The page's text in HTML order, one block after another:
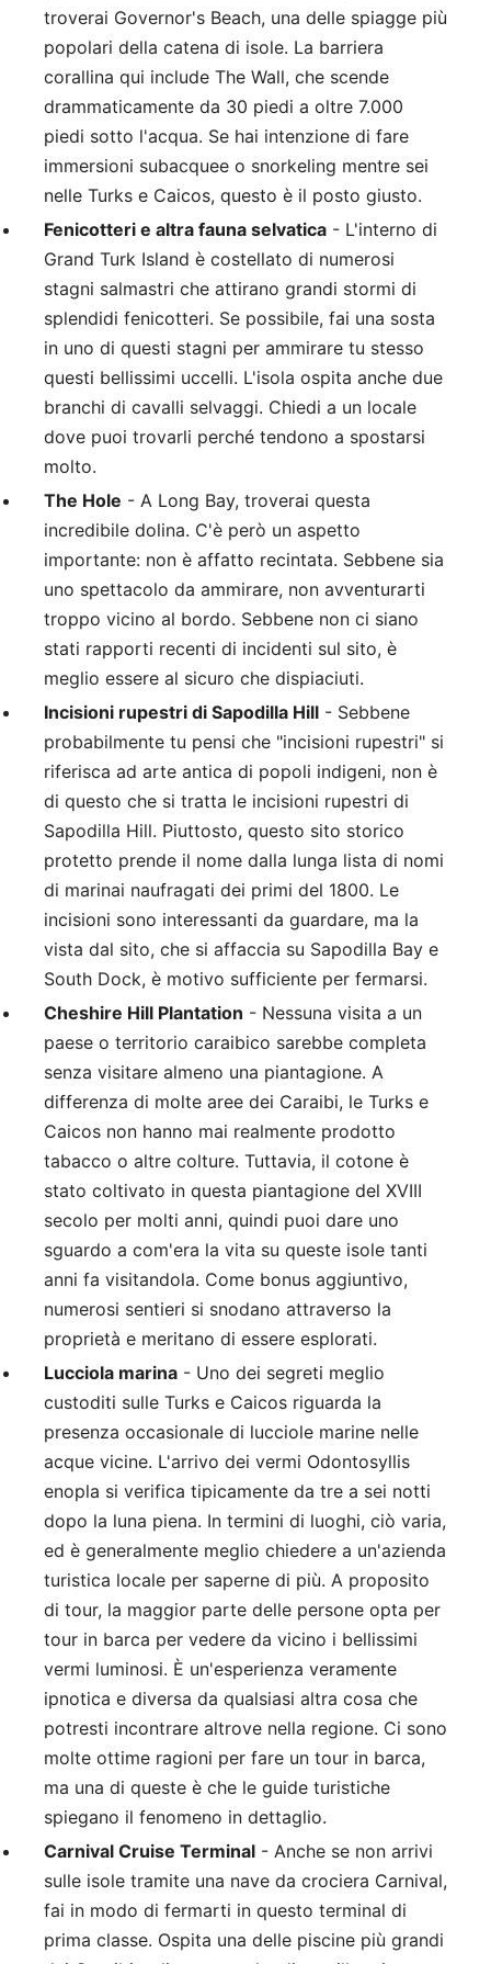
troverai Governor's Beach, una delle spiagge più
popolari della catena di isole. La barriera
corallina qui include The Wall, che scende
drammaticamente da 30 piedi a oltre 7.000
piedi sotto l'acqua. Se hai intenzione di fare
immersioni subacquee o snorkeling mentre sei
nelle Turks e Caicos, questo è il posto giusto.
Fenicotteri e altra fauna selvatica - L'interno di
Grand Turk Island è costellato di numerosi
stagni salmastri che attirano grandi stormi di
splendidi fenicotteri. Se possibile, fai una sosta
in uno di questi stagni per ammirare tu stesso
questi bellissimi uccelli. L'isola ospita anche due
branchi di cavalli selvaggi. Chiedi a un locale
dove puoi trovarli perché tendono a spostarsi
molto.
The Hole - A Long Bay, troverai questa
incredibile dolina. C'è però un aspetto
importante: non è affatto recintata. Sebbene sia
uno spettacolo da ammirare, non avventurarti
troppo vicino al bordo. Sebbene non ci siano
stati rapporti recenti di incidenti sul sito, è
meglio essere al sicuro che dispiaciuti.
Incisioni rupestri di Sapodilla Hill - Sebbene
probabilmente tu pensi che "incisioni rupestri" si
riferisca ad arte antica di popoli indigeni, non è
di questo che si tratta le incisioni rupestri di
Sapodilla Hill. Piuttosto, questo sito storico
protetto prende il nome dalla lunga lista di nomi
di marinai naufragati dei primi del 1800. Le
incisioni sono interessanti da guardare, ma la
vista dal sito, che si affaccia su Sapodilla Bay e
South Dock, è motivo sufficiente per fermarsi.
Cheshire Hill Plantation - Nessuna visita a un
paese o territorio caraibico sarebbe completa
senza visitare almeno una piantagione. A
differenza di molte aree dei Caraibi, le Turks e
Caicos non hanno mai realmente prodotto
tabacco o altre colture. Tuttavia, il cotone è
stato coltivato in questa piantagione del XVIII
secolo per molti anni, quindi puoi dare uno
sguardo a com'era la vita su queste isole tanti
anni fa visitandola. Come bonus aggiuntivo,
numerosi sentieri si snodano attraverso la
proprietà e meritano di essere esplorati.
Lucciola marina - Uno dei segreti meglio
custoditi sulle Turks e Caicos riguarda la
presenza occasionale di lucciole marine nelle
acque vicine. L'arrivo dei vermi Odontosyllis
enopla si verifica tipicamente da tre a sei notti
dopo la luna piena. In termini di luoghi, ciò varia,
ed è generalmente meglio chiedere a un'azienda
turistica locale per saperne di più. A proposito
di tour, la maggior parte delle persone opta per
tour in barca per vedere da vicino i bellissimi
vermi luminosi. È un'esperienza veramente
ipnotica e diversa da qualsiasi altra cosa che
potresti incontrare altrove nella regione. Ci sono
molte ottime ragioni per fare un tour in barca,
ma una di queste è che le guide turistiche
spiegano il fenomeno in dettaglio.
Carnival Cruise Terminal - Anche se non arrivi
sulle isole tramite una nave da crociera Carnival,
fai in modo di fermarti in questo terminal di
prima classe. Ospita una delle piscine più grandi